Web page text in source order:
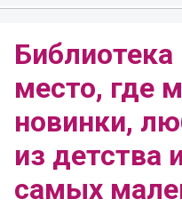
место, где
новинки,
из детства
самых